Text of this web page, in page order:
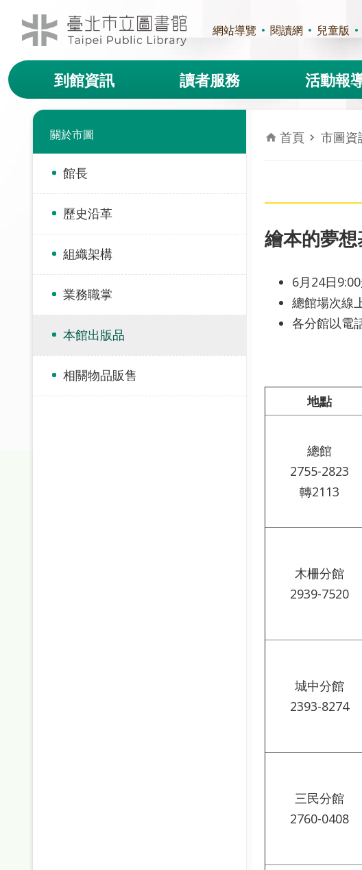
跳到主要內容區塊
網站導覽 閱讀網 兒童版
到館資訊 讀者服務 活動報
關於市圖
館長
歷史沿革
組織架構
業務職掌
本館出版品
相關物品販售
首頁 市圖資
繪本的夢
6月24日
總館場次線
各分館以電
地點
總館
2755-2823
轉2113
木柵分館
2939-7520
城中分館
2393-8274
三民分館
2760-0408